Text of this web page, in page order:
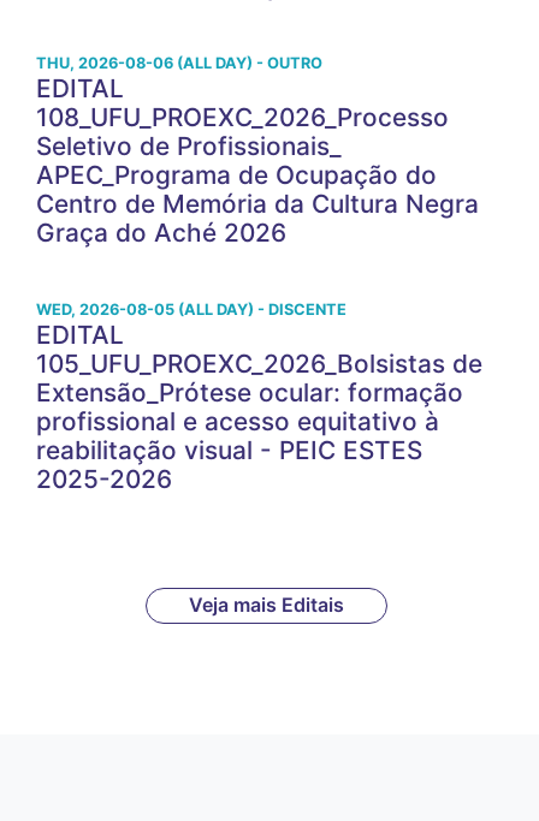
THU, 2026-08-06 (ALL DAY) - OUTRO
EDITAL
108_UFU_PROEXC_2026_Processo
Seletivo de Profissionais_
APEC_Programa de Ocupação do
Centro de Memória da Cultura Negra
Graça do Aché 2026
WED, 2026-08-05 (ALL DAY) - DISCENTE
EDITAL
105_UFU_PROEXC_2026_Bolsistas de
Extensão_Prótese ocular: formação
profissional e acesso equitativo à
reabilitação visual - PEIC ESTES
2025-2026
Veja mais Editais